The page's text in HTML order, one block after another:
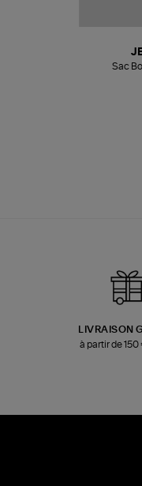
Sac
LIVRAISON
à partir de